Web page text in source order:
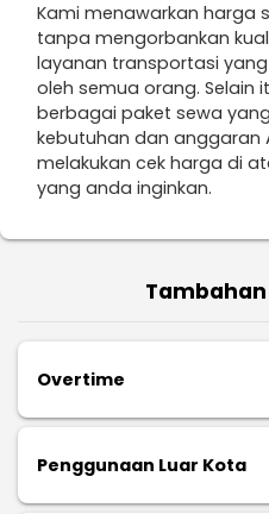
Kami menawarkan harga
tanpa mengorbankan
layanan transportasi
oleh semua orang. Selain
berbagai paket sewa
kebutuhan dan anggaran
melakukan cek harga di
yang anda inginkan.
Overtime
Penggunaan Luar Kota